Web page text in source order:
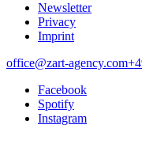
Newsletter
Privacy
Imprint
office@zart-agency.com
Facebook
Spotify
Instagram